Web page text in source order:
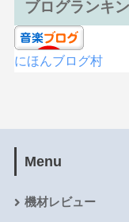
ブログランキ
にほんブログ村
Menu
機材レビュー